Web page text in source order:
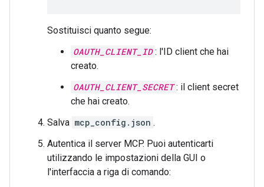
Sostituisci quanto segue:
OAUTH_CLIENT_ID : l'ID client che hai
creato.
OAUTH_CLIENT_SECRET : il client secret
che hai creato.
Salva mcp_config.json .
Autentica il server MCP. Puoi autenticarti
utilizzando le impostazioni della GUI o
l'interfaccia a riga di comando: